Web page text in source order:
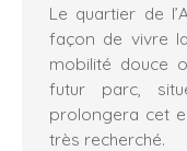
Le quartier de
façon de vivre
mobilité douce
futur parc,
prolongera cet
très recherché.